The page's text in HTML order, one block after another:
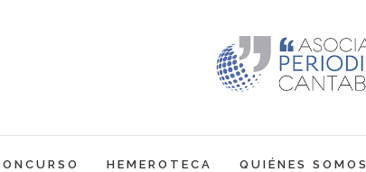
HEMEROTECA QUIÉNES SOMOS